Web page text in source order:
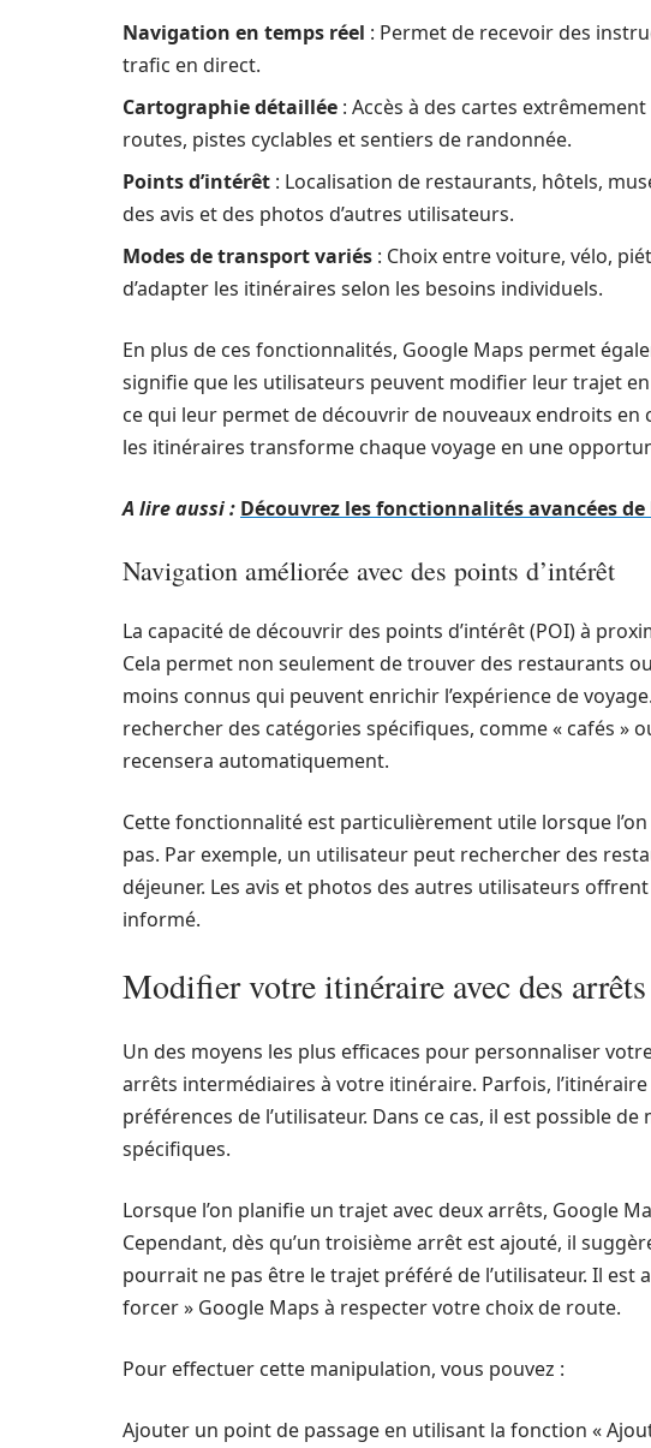
Navigation en temps réel : Permet de recevoir des
trafic en direct.
Cartographie détaillée : Accès à des cartes
routes, pistes cyclables et sentiers de randonnée.
Points d’intérêt : Localisation de restaurants, hôtels,
des avis et des photos d’autres utilisateurs.
Modes de transport variés : Choix entre voiture, vélo,
d’adapter les itinéraires selon les besoins individuels.
En plus de ces fonctionnalités, Google Maps permet
signifie que les utilisateurs peuvent modifier leur trajet
ce qui leur permet de découvrir de nouveaux endroits
les itinéraires transforme chaque voyage en une
A lire aussi : Découvrez les fonctionnalités avancées
Navigation améliorée avec des points d’intérêt
La capacité de découvrir des points d’intérêt (POI) à
Cela permet non seulement de trouver des restaurants
moins connus qui peuvent enrichir l’expérience de
rechercher des catégories spécifiques, comme « cafés »
recensera automatiquement.
Cette fonctionnalité est particulièrement utile lorsque
pas. Par exemple, un utilisateur peut rechercher des
déjeuner. Les avis et photos des autres utilisateurs
informé.
Modifier votre itinéraire avec des
Un des moyens les plus efficaces pour personnaliser
arrêts intermédiaires à votre itinéraire. Parfois,
préférences de l’utilisateur. Dans ce cas, il est possible
spécifiques.
Lorsque l’on planifie un trajet avec deux arrêts, Google
Cependant, dès qu’un troisième arrêt est ajouté, il
pourrait ne pas être le trajet préféré de l’utilisateur. Il
forcer » Google Maps à respecter votre choix de route.
Pour effectuer cette manipulation, vous pouvez :
Ajouter un point de passage en utilisant la fonction «